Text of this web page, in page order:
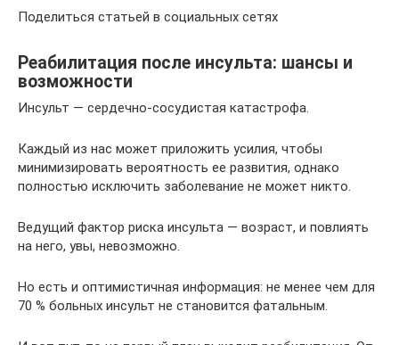
Поделиться статьей в социальных сетях
Реабилитация после инсульта: шансы и
возможности
Инсульт — сердечно-сосудистая катастрофа.
Каждый из нас может приложить усилия, чтобы
минимизировать вероятность ее развития, однако
полностью исключить заболевание не может никто.
Ведущий фактор риска инсульта — возраст, и повлиять
на него, увы, невозможно.
Но есть и оптимистичная информация: не менее чем для
70 % больных инсульт не становится фатальным.